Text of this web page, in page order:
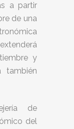
a partir
de una
y
también
de
del